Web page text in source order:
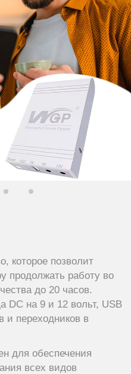
которое позволит
продолжать работу во
до 20 часов.
DC на 9 и 12 вольт, USB
и переходников в
для обеспечения
всех видов